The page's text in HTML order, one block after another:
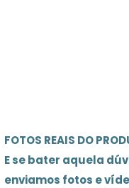
FOTOS REAIS DO
E se bater aquela
enviamos fotos e